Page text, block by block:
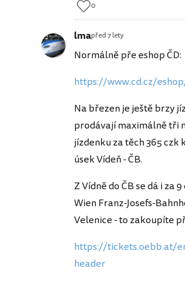
0
lmapřed 7 lety
Normálně pře eshop ČD:
https://www.cd.cz/
Na březen je ještě brzy
prodávají maximálně tři
jízdenku za těch 365 czk
úsek Vídeň - ČB.
Z Vídně do ČB se dá i za
Wien Franz-Josefs-
Velenice - to zakoupíte
https://tickets.oebb.at/
header